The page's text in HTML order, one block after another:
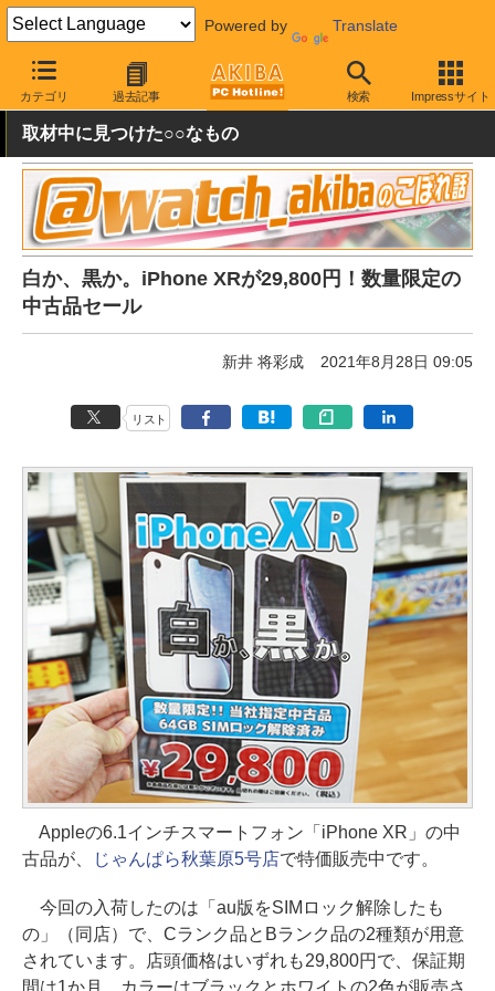
Powered by Translate
カテゴリ 過去記事 検索 Impressサイト
AKIBA PC Hotline! 秋葉原情報 価格情報 特価情報
取材中に見つけた○○なもの
白か、黒か。iPhone XRが29,800円！数量限定の
中古品セール
新井 将彩成 2021年8月28日 09:05
リスト
Appleの6.1インチスマートフォン「iPhone XR」の中
古品が、
じゃんぱら秋葉原5号店で特価販売中です。
今回の入荷したのは「au版をSIMロック解除したも
の」（同店）で、Cランク品とBランク品の2種類が用意
されています。店頭価格はいずれも29,800円で、保証期
間は1か月。カラーはブラックとホワイトの2色が販売さ